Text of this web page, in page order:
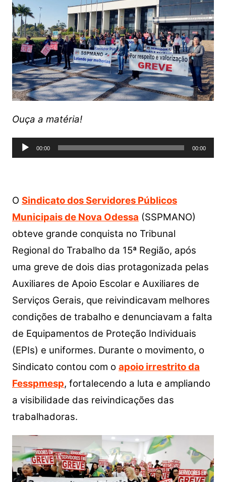
Ouça a matéria!
Tocador
de
00:00 00:00
O Sindicato dos Servidores Públicos
Municipais de Nova Odessa (SSPMANO)
obteve grande conquista no Tribunal
Regional do Trabalho da 15ª Região, após
uma greve de dois dias protagonizada pelas
Auxiliares de Apoio Escolar e Auxiliares de
Serviços Gerais, que reivindicavam melhores
condições de trabalho e denunciavam a falta
de Equipamentos de Proteção Individuais
(EPIs) e uniformes. Durante o movimento, o
Sindicato contou com o apoio irrestrito da
Fesspmesp, fortalecendo a luta e ampliando
a visibilidade das reivindicações das
trabalhadoras.